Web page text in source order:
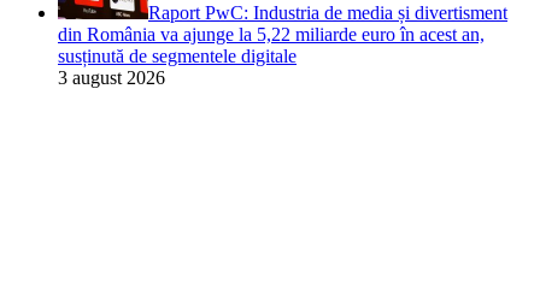
Raport PwC: Industria de media și divertisment
din România va ajunge la 5,22 miliarde euro în acest an,
susținută de segmentele digitale
3 august 2026